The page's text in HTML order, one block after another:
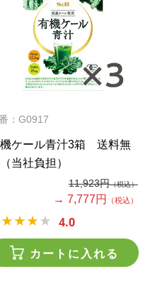
：G0917
ケール青汁3箱 送料無
当社負担）
11,923円（税込）
→ 7,777円 （税込）
4.0
カートに入れる